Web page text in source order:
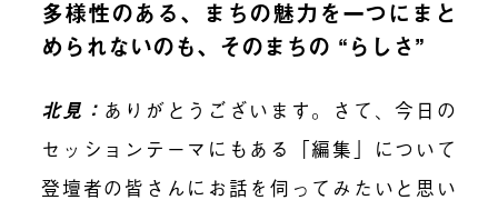
多様性のある、まちの魅力を一つにまと
められないのも、そのまちの “らしさ”
北見： ありがとうございます。さて、今日の
セッションテーマにもある「編集」について
登壇者の皆さんにお話を伺ってみたいと思い